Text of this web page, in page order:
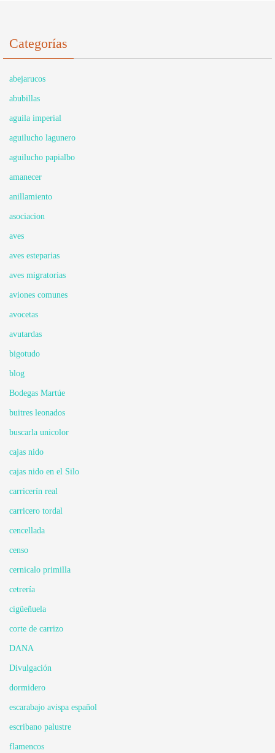
Categorías
abejarucos
abubillas
aguila imperial
aguilucho lagunero
aguilucho papialbo
amanecer
anillamiento
asociacion
aves
aves esteparias
aves migratorias
aviones comunes
avocetas
avutardas
bigotudo
blog
Bodegas Martúe
buitres leonados
buscarla unicolor
cajas nido
cajas nido en el Silo
carricerín real
carricero tordal
cencellada
censo
cernicalo primilla
cetrería
cigüeñuela
corte de carrizo
DANA
Divulgación
dormidero
escarabajo avispa español
escribano palustre
flamencos